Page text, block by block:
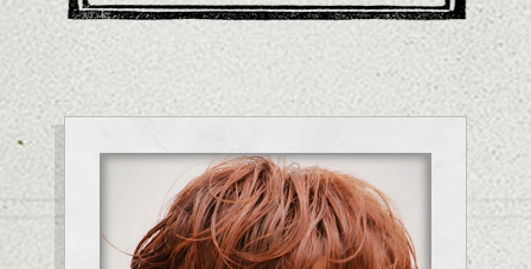
ナチュラルトーンのベージュカラーで肌の色も綺麗に見せるのがお
すすめですね。
これからの季節、特にこんな感じのショートはスタイリングも簡単
で良いですよ。
耳かけアレンジ等で気分を変える事もできます。毎日楽しめます
是非ご相談して下さいね。
お待ちしております。
カラーリングをチェンジしながら気分を変えて気軽に楽しめるのも
良いところ、ブログ画像全体的に軽い印象を演出しやすく、
毎日のスタイリングも簡単になるのでいろんな方におすすめできそうで